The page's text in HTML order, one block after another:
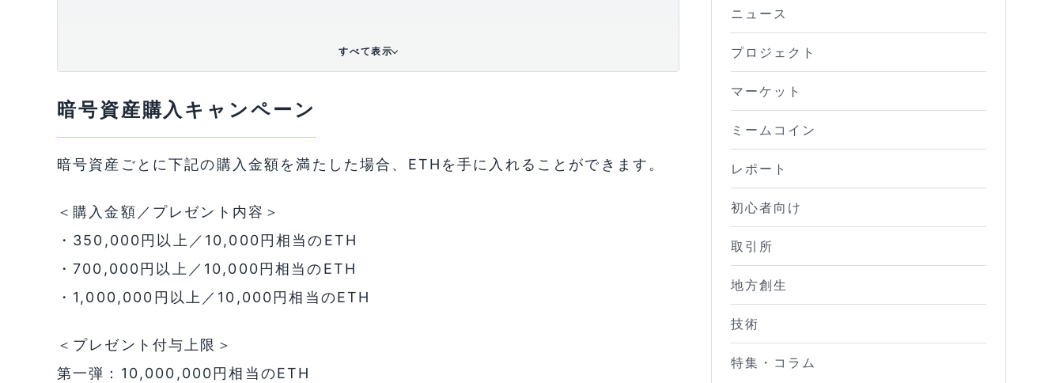
すべて表示
暗号資産購入キャンペーン
暗号資産ごとに下記の購入金額を満たした場合、ETHを手に入れることができます。
＜購入金額／プレゼント内容＞
・350,000円以上／10,000円相当のETH
・700,000円以上／10,000円相当のETH
・1,000,000円以上／10,000円相当のETH
＜プレゼント付与上限＞
第一弾：10,000,000円相当のETH
ニュース
プロジェクト
マーケット
ミームコイン
レポート
初心者向け
取引所
地方創生
技術
特集・コラム